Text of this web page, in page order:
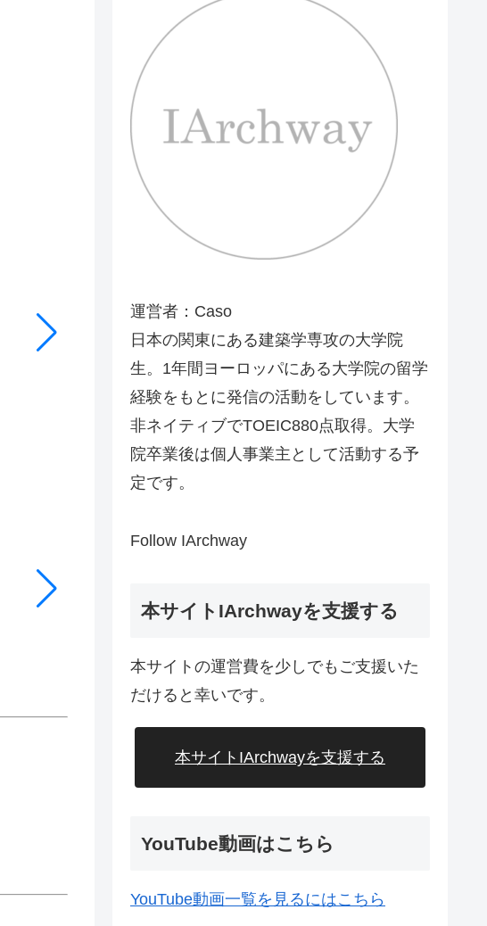
ドア12のダウンロードページ
棚25のダウンロードページ
運営者：Caso
日本の関東にある建築学専攻の大学院
生。1年間ヨーロッパにある大学院の留学
経験をもとに発信の活動をしています。
非ネイティブでTOEIC880点取得。大学
院卒業後は個人事業主として活動する予
定です。
Follow IArchway
本サイトIArchwayを支援する
本サイトの運営費を少しでもご支援いた
だけると幸いです。
本サイトIArchwayを支援する
YouTube動画はこちら
YouTube動画一覧を見るにはこちら